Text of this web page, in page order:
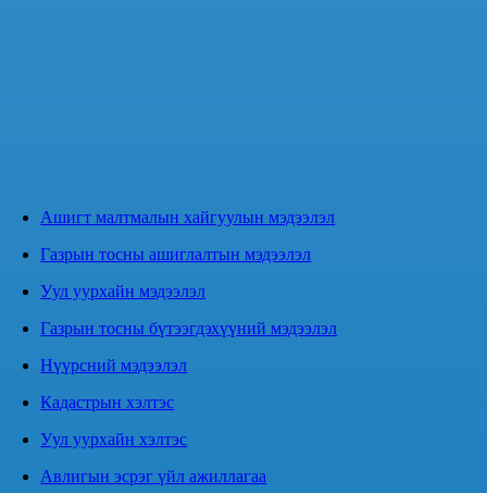
Ашигт малтмалын хайгуулын мэдээлэл
Газрын тосны ашиглалтын мэдээлэл
Уул уурхайн мэдээлэл
Газрын тосны бүтээгдэхүүний мэдээлэл
Нүүрсний мэдээлэл
Кадастрын хэлтэс
Уул уурхайн хэлтэс
Авлигын эсрэг үйл ажиллагаа